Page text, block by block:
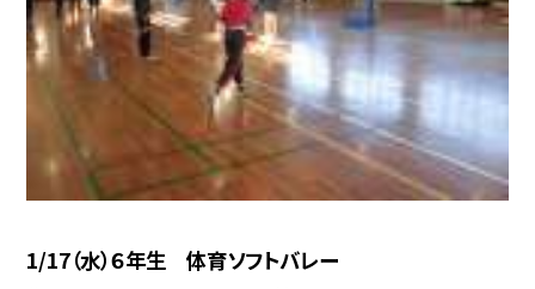
1/17（水）６年生 体育ソフトバレー